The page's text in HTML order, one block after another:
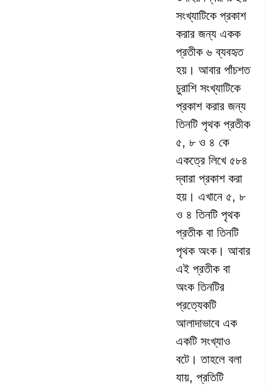
সংখ্যাটিকে প্রকাশ
করার জন্য একক
প্রতীক ৬ ব্যবহৃত
হয়। আবার পাঁচশত
চুরাশি সংখ্যাটিকে
প্রকাশ করার জন্য
তিনটি পৃথক প্রতীক
৫, ৮ ও ৪ কে
একত্রে লিখে ৫৮৪
দ্বারা প্রকাশ করা
হয়। এখানে ৫, ৮
ও ৪ তিনটি পৃথক
প্রতীক বা তিনটি
পৃথক অংক। আবার
এই প্রতীক বা
অংক তিনটির
প্রত্যেকটি
আলাদাভাবে এক
একটি সংখ্যাও
বটে। তাহলে বলা
যায়, প্রতিটি